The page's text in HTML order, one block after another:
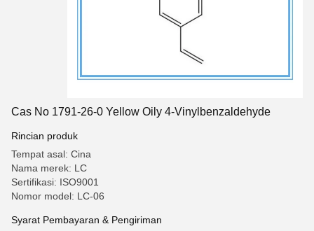
Cas No 1791-26-0 Yellow Oily 4-Vinylbenzaldehyde
Rincian produk
Tempat asal: Cina
Nama merek: LC
Sertifikasi: ISO9001
Nomor model: LC-06
Syarat Pembayaran & Pengiriman